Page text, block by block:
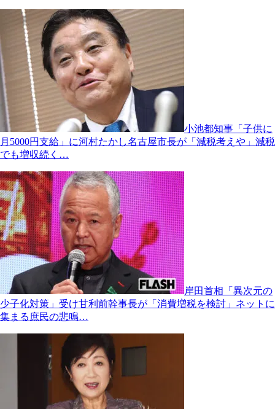
小池都知事「子供に
月5000円支給」に河村たかし名古屋市長が「減税考えや」減税
でも増収続く…
岸田首相「異次元の
少子化対策」受け甘利前幹事長が「消費増税を検討」ネットに
集まる庶民の悲鳴…